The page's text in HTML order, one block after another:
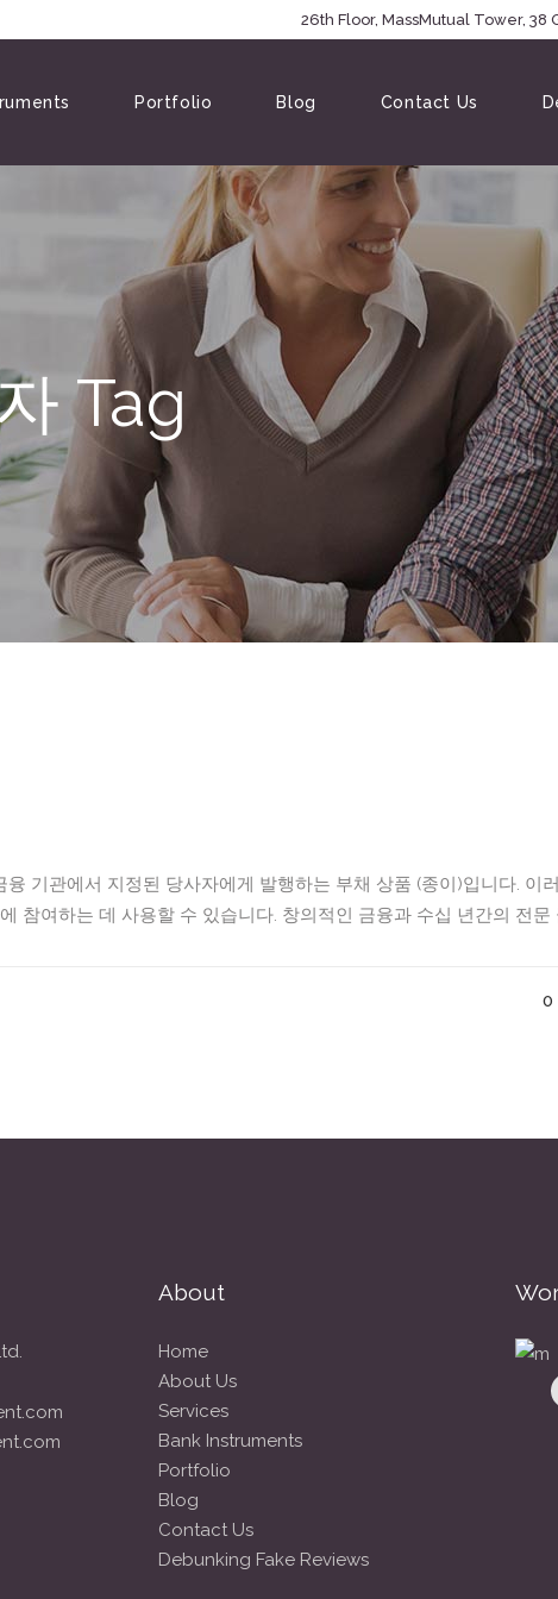
26th Floor, MassMutual Tower, 38
Portfolio Blog Contact Us
Tag
기관에서 지정된 당사자에게 발행하는 부채 상품 (종이)입니다. 이
참여하는 데 사용할 수 있습니다. 창의적인 금융과 수십 년간의 전문
0
About
Home
About Us
Services
Bank Instruments
Portfolio
Blog
Contact Us
Debunking Fake Reviews